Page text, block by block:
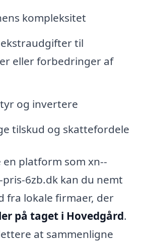
kompleksitet
til
eller forbedringer af
og invertere
tilskud og skattefordele
platform som xn--
6zb.dk kan du nemt
fra lokale firmaer, der
på taget i Hovedgård.
at sammenligne